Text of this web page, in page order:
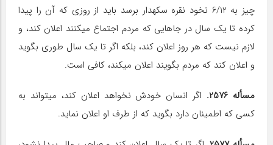
چیز به 6/12 نخود نقره سکه‎دار برسد باید از روزی که آن را پیدا
کرده تا یک سال در جاهایی که مردم اجتماع می‎کنند اعلان کند، و
لازم نیست که هر روز اعلان کند، بلکه اگر تا یک سال طوری بگوید
و اعلان کند که مردم بگویند اعلان می‎کند، کافی است.
مسأله 2576.
اگر انسان خودش نخواهد اعلان کند، می‎تواند به
کسی که اطمینان دارد بگوید که از طرف او اعلان نماید.